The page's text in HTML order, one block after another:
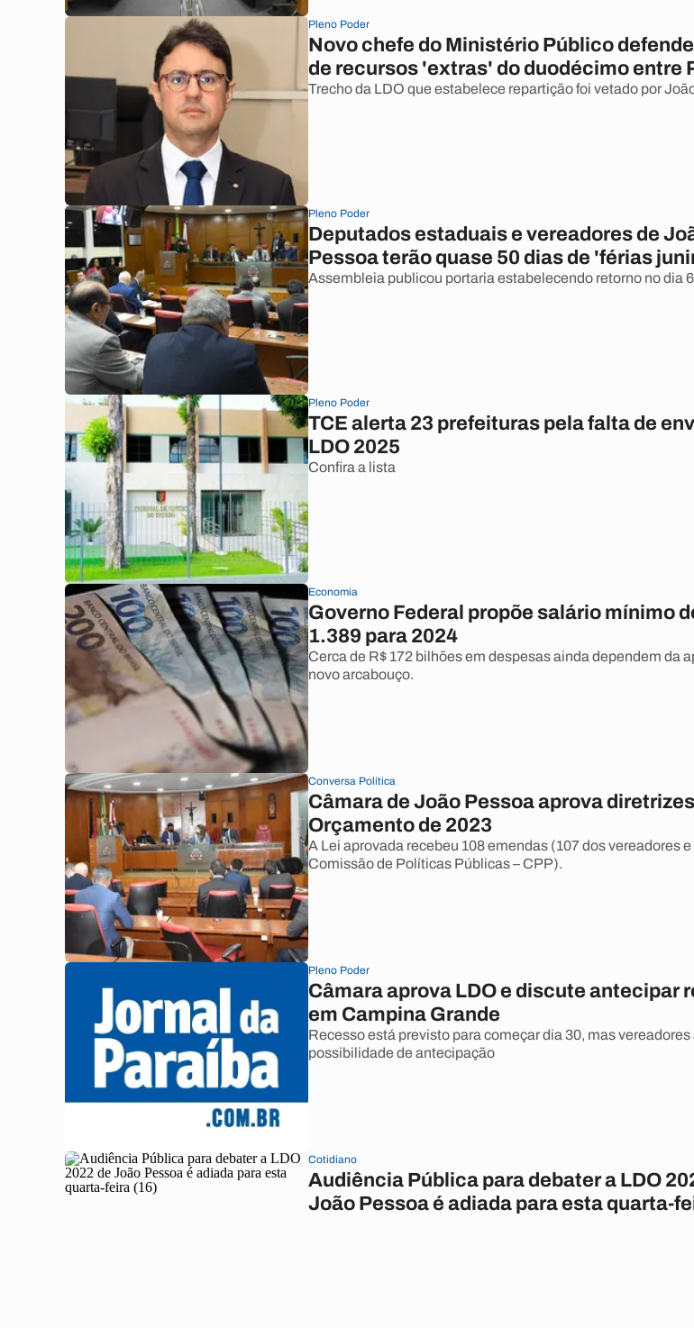
Pleno Poder
Novo chefe do Ministério Público
de recursos 'extras' do duodécimo entre
Trecho da LDO que estabelece repartição foi vetado por
Pleno Poder
Deputados estaduais e vereadores de
Pessoa terão quase 50 dias de 'férias
Assembleia publicou portaria estabelecendo retorno no dia
Pleno Poder
TCE alerta 23 prefeituras pela falta de
LDO 2025
Confira a lista
Economia
Governo Federal propõe salário mínimo
1.389 para 2024
Cerca de R$ 172 bilhões em despesas ainda dependem da
novo arcabouço.
Conversa Política
Câmara de João Pessoa aprova
Orçamento de 2023
A Lei aprovada recebeu 108 emendas (107 dos vereadores e
Comissão de Políticas Públicas – CPP).
Pleno Poder
Câmara aprova LDO e discute antecipar
em Campina Grande
Recesso está previsto para começar dia 30, mas
possibilidade de antecipação
Cotidiano
Audiência Pública para debater a LDO
João Pessoa é adiada para esta quarta-